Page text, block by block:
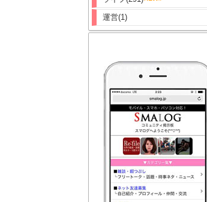
運営(1)